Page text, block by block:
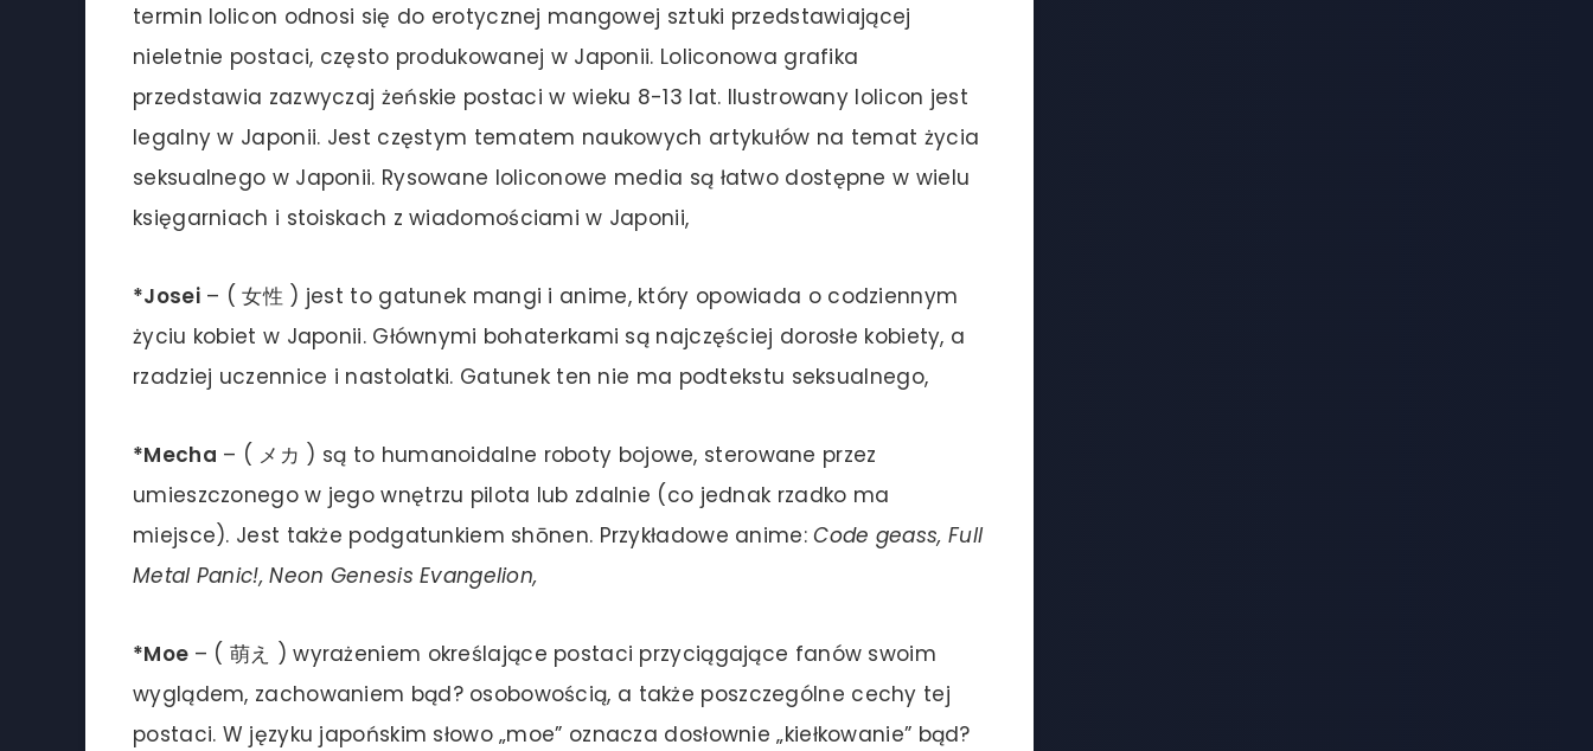
termin lolicon odnosi się do erotycznej mangowej sztuki przedstawiającej
nieletnie postaci, często produkowanej w Japonii. Loliconowa grafika
przedstawia zazwyczaj żeńskie postaci w wieku 8-13 lat. Ilustrowany lolicon jest
legalny w Japonii. Jest częstym tematem naukowych artykułów na temat życia
seksualnego w Japonii. Rysowane loliconowe media są łatwo dostępne w wielu
księgarniach i stoiskach z wiadomościami w Japonii,
*Josei– ( 女性 ) jest to gatunek mangi i anime, który opowiada o codziennym
życiu kobiet w Japonii. Głównymi bohaterkami są najczęściej dorosłe kobiety, a
rzadziej uczennice i nastolatki. Gatunek ten nie ma podtekstu seksualnego,
*Mecha – ( メカ ) są to humanoidalne roboty bojowe, sterowane przez
umieszczonego w jego wnętrzu pilota lub zdalnie (co jednak rzadko ma
miejsce). Jest także podgatunkiem shōnen. Przykładowe anime:Code geass, Full
Metal Panic!, Neon Genesis Evangelion,
*Moe – ( 萌え ) wyrażeniem określające postaci przyciągające fanów swoim
wyglądem, zachowaniem bąd? osobowością, a także poszczególne cechy tej
postaci. W języku japońskim słowo „moe” oznacza dosłownie „kiełkowanie” bąd?